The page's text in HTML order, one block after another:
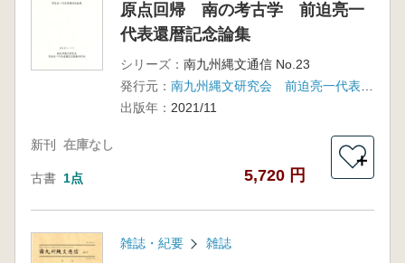
原点回帰 南の考古学 前迫亮一
代表還暦記念論集
シリーズ： 南九州縄文通信 No.23
発行元：
出版年： 2021/11
新刊 在庫なし
古書 1点 5,720 円
＋
雑誌・紀要 雑誌